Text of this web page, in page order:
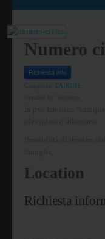
Numero
Richiesta info
TARGHE
Location
Richiesta